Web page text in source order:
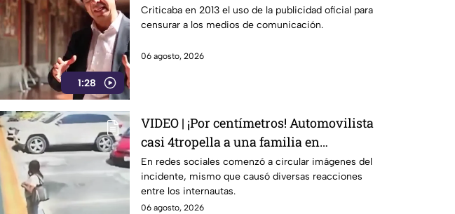
1:28
de censura del gobierno
Criticaba en 2013 el uso de la publicidad oficial para
censurar a los medios de comunicación.
06 agosto, 2026
VIDEO | ¡Por centímetros! Automovilista
casi 4tropella a una familia en
reconocida plaza comercial
En redes sociales comenzó a circular imágenes del
incidente, mismo que causó diversas reacciones
entre los internautas.
06 agosto, 2026